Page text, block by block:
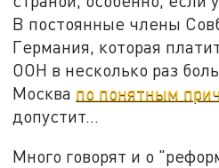
В постоянные члены
Германия, которая
ООН в несколько раз
Москва по понятным
допустит…
Много говорят и о